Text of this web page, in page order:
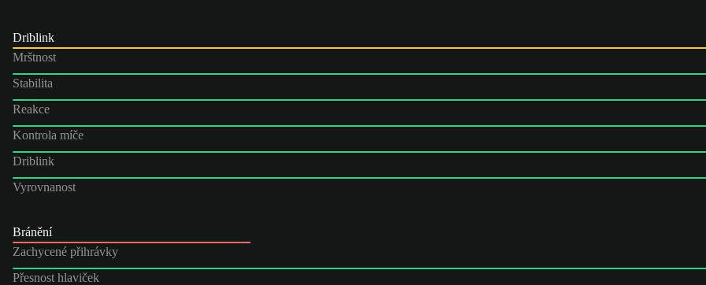
Driblink
Mrštnost
Stabilita
Reakce
Kontrola míče
Driblink
Vyrovnanost
Bránění
Zachycené přihrávky
Přesnost hlaviček